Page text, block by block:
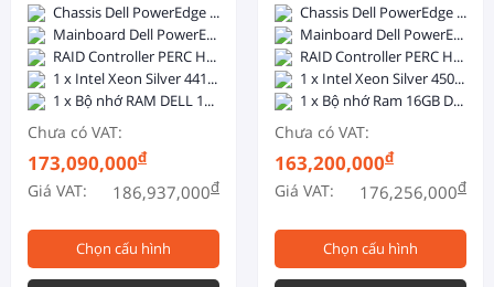
Chassis Dell PowerEdge R760xs 8x3.5-inch - Dual, Hot-plug, Power Supply Redundant (1+1), 800W
Mainboard Dell PowerEdge R760xs
RAID Controller PERC H755
1 x Intel Xeon Silver 4410Y (12C/24T, 2.0GHz, 30MB Cache, 150W, DDR5-4000)
1 x Bộ nhớ RAM DELL 16GB DDR5 5600MHz ECC Registered DIMM
Chưa có VAT:
173,090,000đ
Giá VAT: 186,937,000đ
Chọn cấu hình
Chassis Dell PowerEdge R760xs 16x2.5-inch - Dual, Hot-plug, Power Supply Redundant (1+1), 800W
Mainboard Dell PowerEdge R760xs
RAID Controller PERC H755
1 x Intel Xeon Silver 4509Y (8C/16T, 2.6GHz, 22.5MB Cache, 125W, DDR5-4400)
1 x Bộ nhớ Ram 16GB DDR5 5600 ECC RDIMM
Chưa có VAT:
163,200,000đ
Giá VAT: 176,256,000đ
Chọn cấu hình